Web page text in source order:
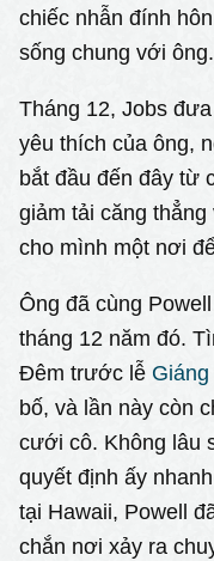
chiếc nhẫn đính
sống chung với ông.
Tháng 12, Jobs
yêu thích của ông,
bắt đầu đến đây từ
giảm tải căng
cho mình một nơi
Ông đã cùng
tháng 12 năm đó.
Đêm trước lễ
bố, và lần này còn
cưới cô. Không lâu
quyết định ấy
tại Hawaii, Powell
chắn nơi xảy ra